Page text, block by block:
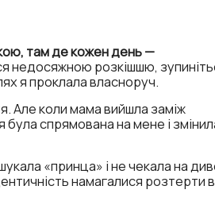
там де кожен день —
недосяжною розкішшю,
я проклала власноруч.
Але коли мама вийшла заміж
спрямована на мене і
«принца» і не чекала на
намагалися розтерти в